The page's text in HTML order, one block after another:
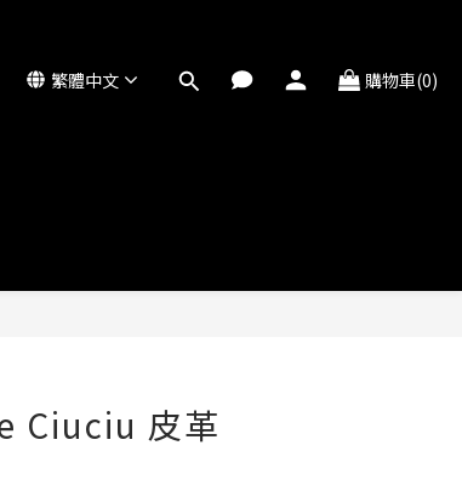
繁體中文 購物車(0)
Ciuciu 皮革